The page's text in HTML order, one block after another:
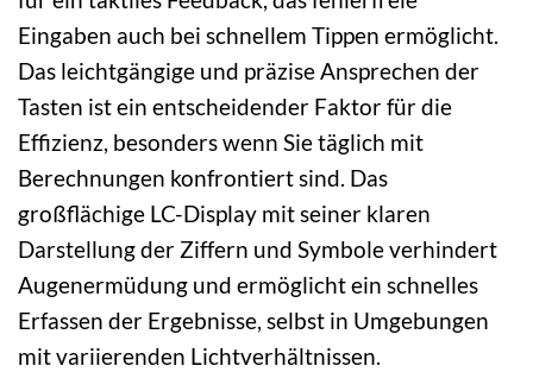
Eingaben auch bei schnellem Tippen ermöglicht.
Das leichtgängige und präzise Ansprechen der
Tasten ist ein entscheidender Faktor für die
Effizienz, besonders wenn Sie täglich mit
Berechnungen konfrontiert sind. Das
großflächige LC-Display mit seiner klaren
Darstellung der Ziffern und Symbole verhindert
Augenermüdung und ermöglicht ein schnelles
Erfassen der Ergebnisse, selbst in Umgebungen
mit variierenden Lichtverhältnissen.